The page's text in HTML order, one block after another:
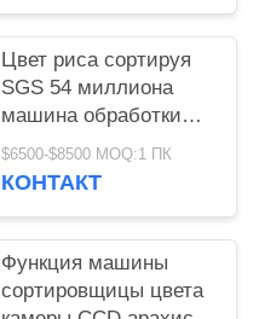
Цвет риса сортируя
SGS 54 миллиона
машина обработки
разделителя пиксела
$6500-$8500 MOQ:1 ПК
КОНТАКТ
Функция машины
сортировщицы цвета